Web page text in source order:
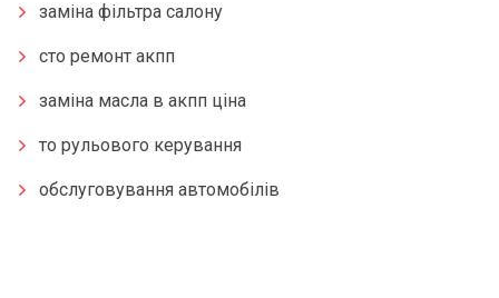
заміна фільтра салону
сто ремонт акпп
заміна масла в акпп ціна
то рульового керування
обслуговування автомобілів